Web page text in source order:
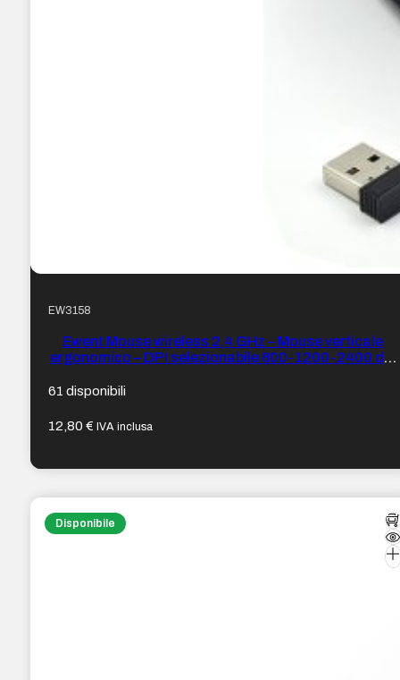
EW3158
Ewent Mouse wireless 2,4 GHz – Mouse verticale
ergonomico – DPI selezionabile 800-1200-2400 dpi
61 disponibili
12,80€ IVA inclusa
Disponibile